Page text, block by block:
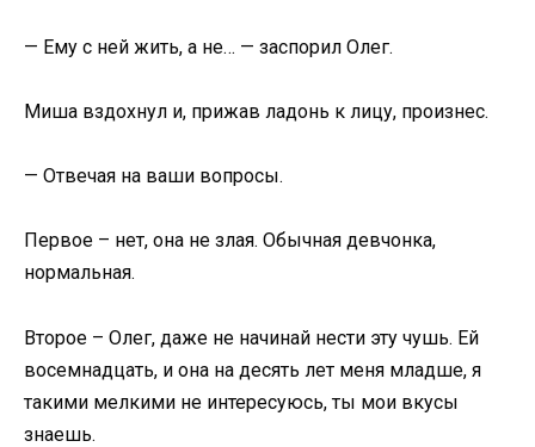
— Ему с ней жить, а не… — заспорил Олег.
Миша вздохнул и, прижав ладонь к лицу, произнес.
— Отвечая на ваши вопросы.
Первое – нет, она не злая. Обычная девчонка,
нормальная.
Второе – Олег, даже не начинай нести эту чушь. Ей
восемнадцать, и она на десять лет меня младше, я
такими мелкими не интересуюсь, ты мои вкусы
знаешь.